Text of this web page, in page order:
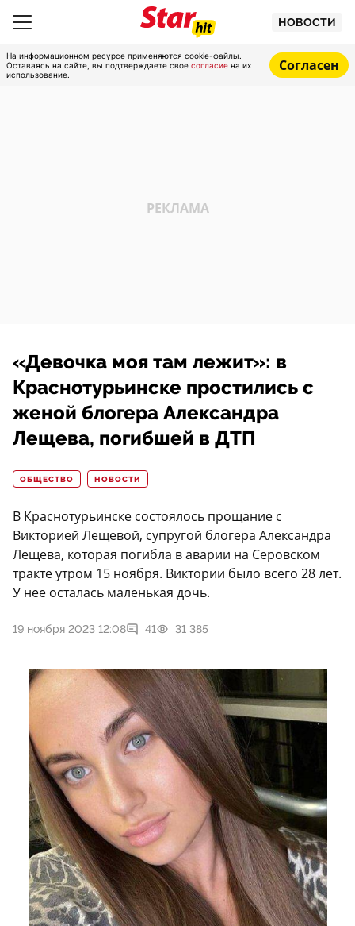
НОВОСТИ
На информационном ресурсе применяются cookie-файлы.
Оставаясь на сайте, вы подтверждаете свое согласие на их
использование.
Согласен
«Девочка моя там лежит»: в
Краснотурьинске простились с
женой блогера Александра
Лещева, погибшей в ДТП
ОБЩЕСТВО НОВОСТИ
В Краснотурьинске состоялось прощание с
Викторией Лещевой, супругой блогера Александра
Лещева, которая погибла в аварии на Серовском
тракте утром 15 ноября. Виктории было всего 28 лет.
У нее осталась маленькая дочь.
19 ноября 2023 12:08 41 31 385